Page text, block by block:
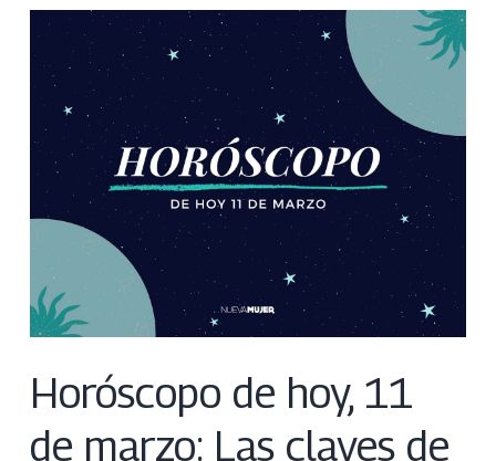
Horóscopo de hoy, 11
de marzo: Las claves de